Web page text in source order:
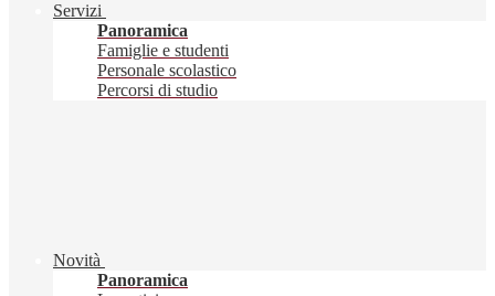
Servizi
Panoramica
Famiglie e studenti
Personale scolastico
Percorsi di studio
Novità
Panoramica